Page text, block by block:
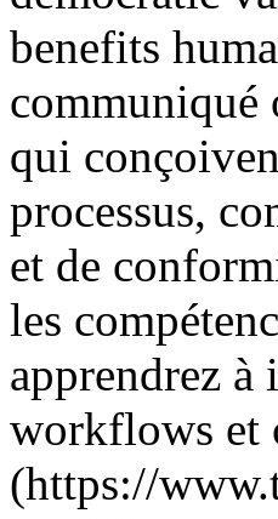
benefits
communiqué
qui
processus,
et de
les
apprendrez
workflows et
(https://